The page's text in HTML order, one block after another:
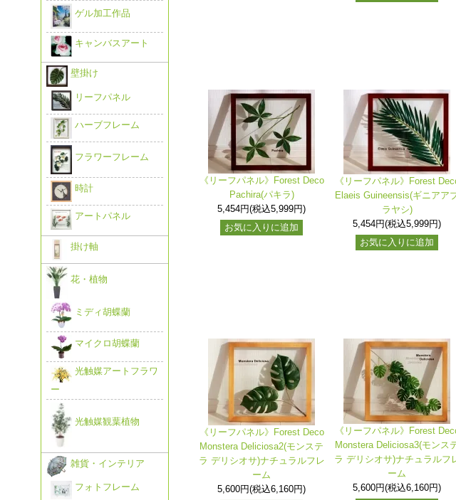
《リーフパネル》Forest Deco
Pachira(パキラ)
5,454円(税込5,999円)
お気に入りに追加
《リーフパネル》Forest
Elaeis Guineensis(ギニアア
ラヤシ)
5,454円(税込5,999円)
お気に入りに追加
《リーフパネル》Forest Deco
Monstera Deliciosa2(モンステ
ラ デリシオサ)ナチュラルフレ
ーム
5,600円(税込6,160円)
《リーフパネル》Forest
Monstera Deliciosa3(モンス
ラ デリシオサ)ナチュラルフ
ーム
5,600円(税込6,160円)
ゲル加工作品
キャンバスアート
壁掛け
リーフパネル
ハーブフレーム
フラワーフレーム
時計
アートパネル
掛け軸
花・植物
ミディ胡蝶蘭
マイクロ胡蝶蘭
光触媒アートフラワ
ー
光触媒観葉植物
雑貨・インテリア
フォトフレーム